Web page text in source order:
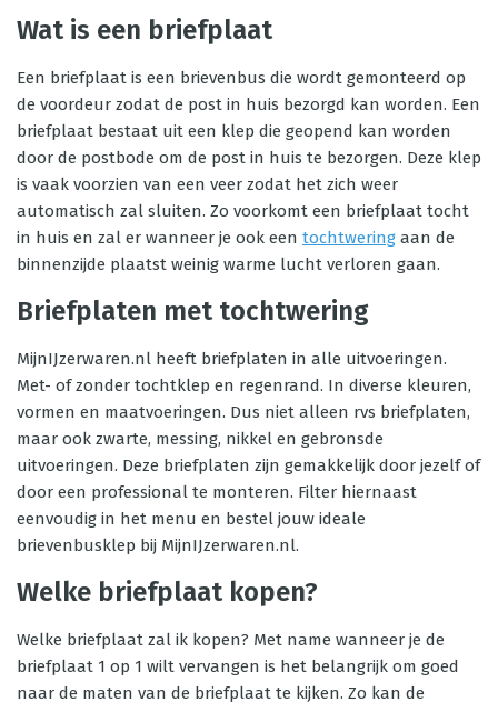
Wat is een briefplaat
Een briefplaat is een brievenbus die wordt gemonteerd op
de voordeur zodat de post in huis bezorgd kan worden. Een
briefplaat bestaat uit een klep die geopend kan worden
door de postbode om de post in huis te bezorgen. Deze klep
is vaak voorzien van een veer zodat het zich weer
automatisch zal sluiten. Zo voorkomt een briefplaat tocht
in huis en zal er wanneer je ook een tochtwering aan de
binnenzijde plaatst weinig warme lucht verloren gaan.
Briefplaten met tochtwering
MijnIJzerwaren.nl heeft briefplaten in alle uitvoeringen.
Met- of zonder tochtklep en regenrand. In diverse kleuren,
vormen en maatvoeringen. Dus niet alleen rvs briefplaten,
maar ook zwarte, messing, nikkel en gebronsde
uitvoeringen. Deze briefplaten zijn gemakkelijk door jezelf of
door een professional te monteren. Filter hiernaast
eenvoudig in het menu en bestel jouw ideale
brievenbusklep bij MijnIJzerwaren.nl.
Welke briefplaat kopen?
Welke briefplaat zal ik kopen? Met name wanneer je de
briefplaat 1 op 1 wilt vervangen is het belangrijk om goed
naar de maten van de briefplaat te kijken. Zo kan de